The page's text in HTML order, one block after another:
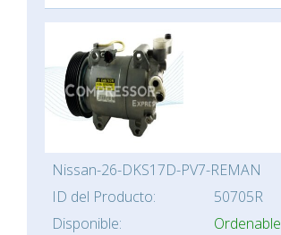
Nissan-26-DKS17D-PV7-REMAN
ID del Producto:
50705R
Disponible:
Ordenable